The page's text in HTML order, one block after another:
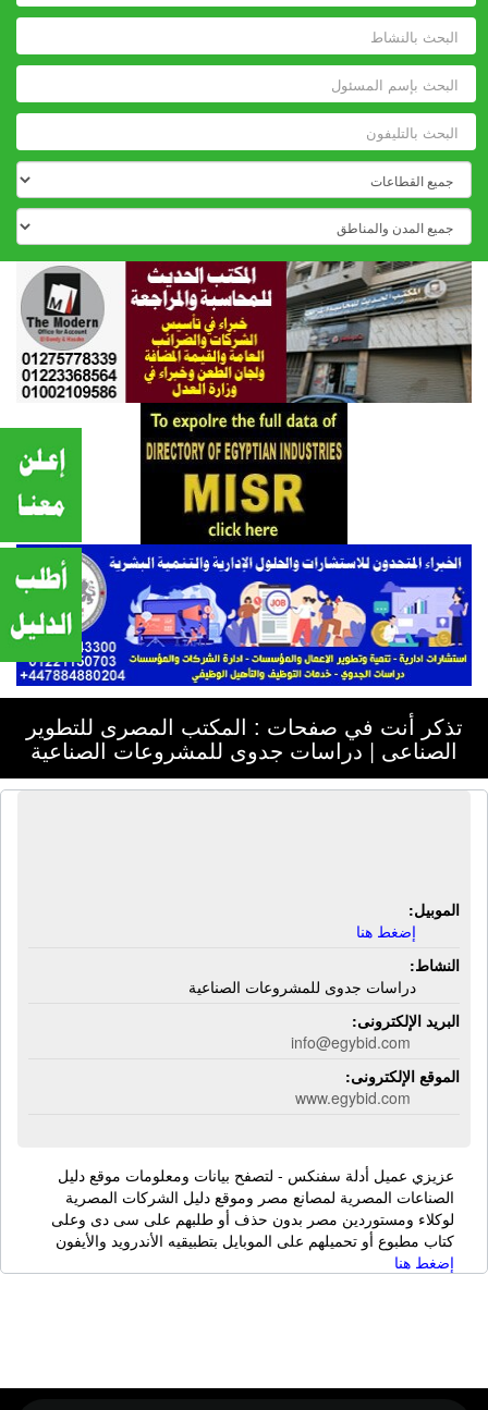
تذكر أنت في صفحات : المكتب المصرى للتطوير
الصناعى | دراسات جدوى للمشروعات الصناعية
الموبيل:
إضغط هنا
النشاط:
دراسات جدوى للمشروعات الصناعية
البريد الإلكترونى:
info@egybid.com
الموقع الإلكترونى:
www.egybid.com
عزيزي عميل أدلة سفنكس - لتصفح بيانات ومعلومات موقع دليل
الصناعات المصرية لمصانع مصر وموقع دليل الشركات المصرية
لوكلاء ومستوردين مصر بدون حذف أو طلبهم على سى دى وعلى
كتاب مطبوع أو تحميلهم على الموبايل بتطبيقيه الأندرويد والأيفون
إضغط هنا